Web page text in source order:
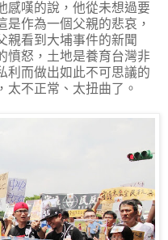
感嘆的說，他從未想過要
作為一個父親的悲哀，
親看到大埔事件的新聞
憤怒，土地是養育台灣非
利而做出如此不可思議的
太不正常、太扭曲了。